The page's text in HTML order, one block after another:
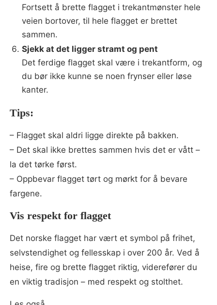
Fortsett å brette flagget i trekantmønster hele
veien bortover, til hele flagget er brettet
sammen.
Sjekk at det ligger stramt og pent
Det ferdige flagget skal være i trekantform, og
du bør ikke kunne se noen frynser eller løse
kanter.
Tips:
– Flagget skal aldri ligge direkte på bakken.
– Det skal ikke brettes sammen hvis det er vått –
la det tørke først.
– Oppbevar flagget tørt og mørkt for å bevare
fargene.
Vis respekt for flagget
Det norske flagget har vært et symbol på frihet,
selvstendighet og fellesskap i over 200 år. Ved å
heise, fire og brette flagget riktig, viderefører du
en viktig tradisjon – med respekt og stolthet.